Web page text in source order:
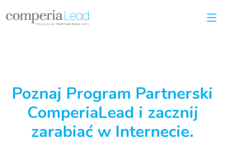
Poznaj Program Partnerski
ComperiaLead i zacznij
zarabiać w Internecie.